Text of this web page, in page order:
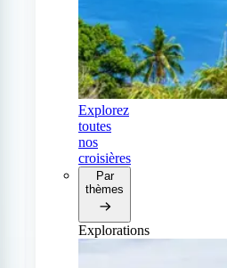
Explorez
toutes
nos
croisières
Par
thèmes
Explorations